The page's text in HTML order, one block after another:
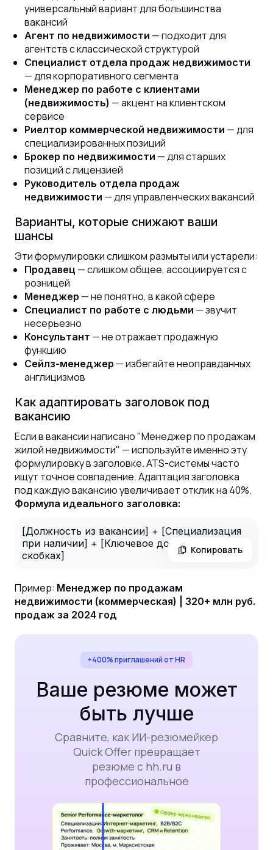
универсальный вариант для большинства
вакансий
Агент по недвижимости — подходит для
агентств с классической структурой
Специалист отдела продаж недвижимости
— для корпоративного сегмента
Менеджер по работе с клиентами
(недвижимость) — акцент на клиентском
сервисе
Риелтор коммерческой недвижимости — для
специализированных позиций
Брокер по недвижимости — для старших
позиций с лицензией
Руководитель отдела продаж
недвижимости — для управленческих вакансий
Варианты, которые снижают ваши
шансы
Эти формулировки слишком размыты или устарели:
Продавец — слишком общее, ассоциируется с
розницей
Менеджер — не понятно, в какой сфере
Специалист по работе с людьми — звучит
несерьезно
Консультант — не отражает продажную
функцию
Сейлз-менеджер — избегайте неоправданных
англицизмов
Как адаптировать заголовок под
вакансию
Если в вакансии написано "Менеджер по продажам
жилой недвижимости" — используйте именно эту
формулировку в заголовке. ATS-системы часто
ищут точное совпадение. Адаптация заголовка
под каждую вакансию увеличивает отклик на 40%.
Формула идеального заголовка:
[Должность из вакансии] + [Специализация
при наличии] + [Ключевое достижение в
скобках]
Копировать
Пример: Менеджер по продажам
недвижимости (коммерческая) | 320+ млн руб.
продаж за 2024 год
+400% приглашений от HR
Ваше резюме может
быть лучше
Сравните, как ИИ-резюмейкер
Quick Offer превращает
резюме с hh.ru в
профессиональное